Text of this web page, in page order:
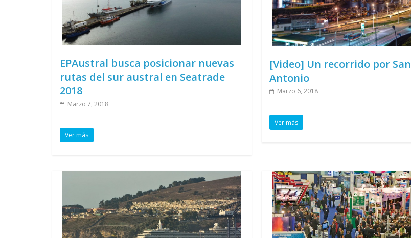
EPAustral busca posicionar nuevas
rutas del sur austral en Seatrade
2018
Marzo 7, 2018
Ver más
[Video] Un recorrido por San
Antonio
Marzo 6, 2018
Ver más